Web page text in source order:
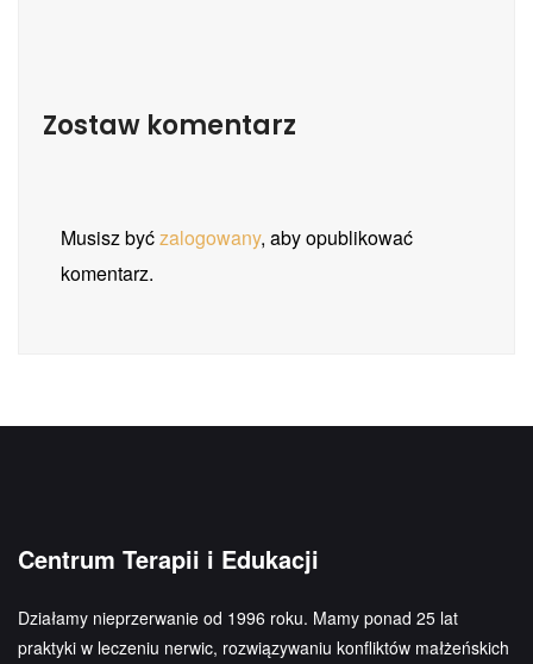
Zostaw komentarz
Musisz byćzalogowany, aby opublikować
komentarz.
Centrum Terapii i Edukacji
Działamy nieprzerwanie od 1996 roku. Mamy ponad 25 lat
praktyki w leczeniu nerwic, rozwiązywaniu konfliktów małżeńskich